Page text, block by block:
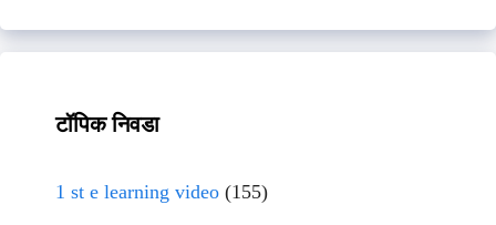
टॉपिक निवडा
1 st e learning video (155)